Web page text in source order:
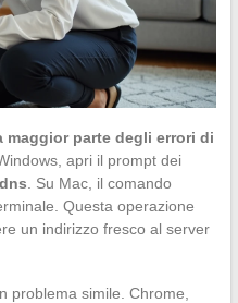
maggior parte degli errori di
apri il prompt dei
. Su Mac, il comando
Questa operazione
un indirizzo fresco al server
problema simile. Chrome,